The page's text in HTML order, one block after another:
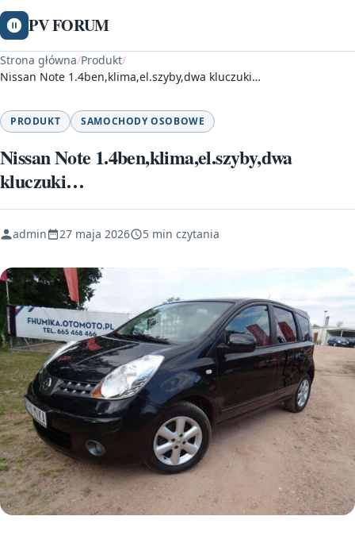
PV FORUM
Strona główna/Produkt/
Nissan Note 1.4ben,klima,el.szyby,dwa kluczuki…
PRODUKT SAMOCHODY OSOBOWE
Nissan Note 1.4ben,klima,el.szyby,dwa
kluczuki…
admin 27 maja 2026 5 min czytania